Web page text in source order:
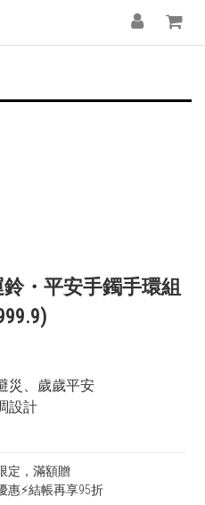
鈴・平安手鐲手環組
災、歲歲平安
設計
定，滿額贈
惠⚡結帳再享95折